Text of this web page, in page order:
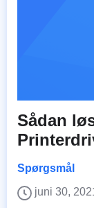
Sådan
Spørgsmål
juni 30,